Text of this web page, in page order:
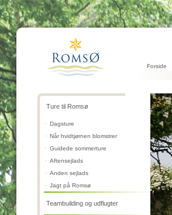
Ture til Romsø
Dagsture
Når hvidtjørnen blomstrer
Guidede sommerture
Aftensejlads
Anden sejlads
Jagt på Romsø
Teambuilding og udflugter
Forside